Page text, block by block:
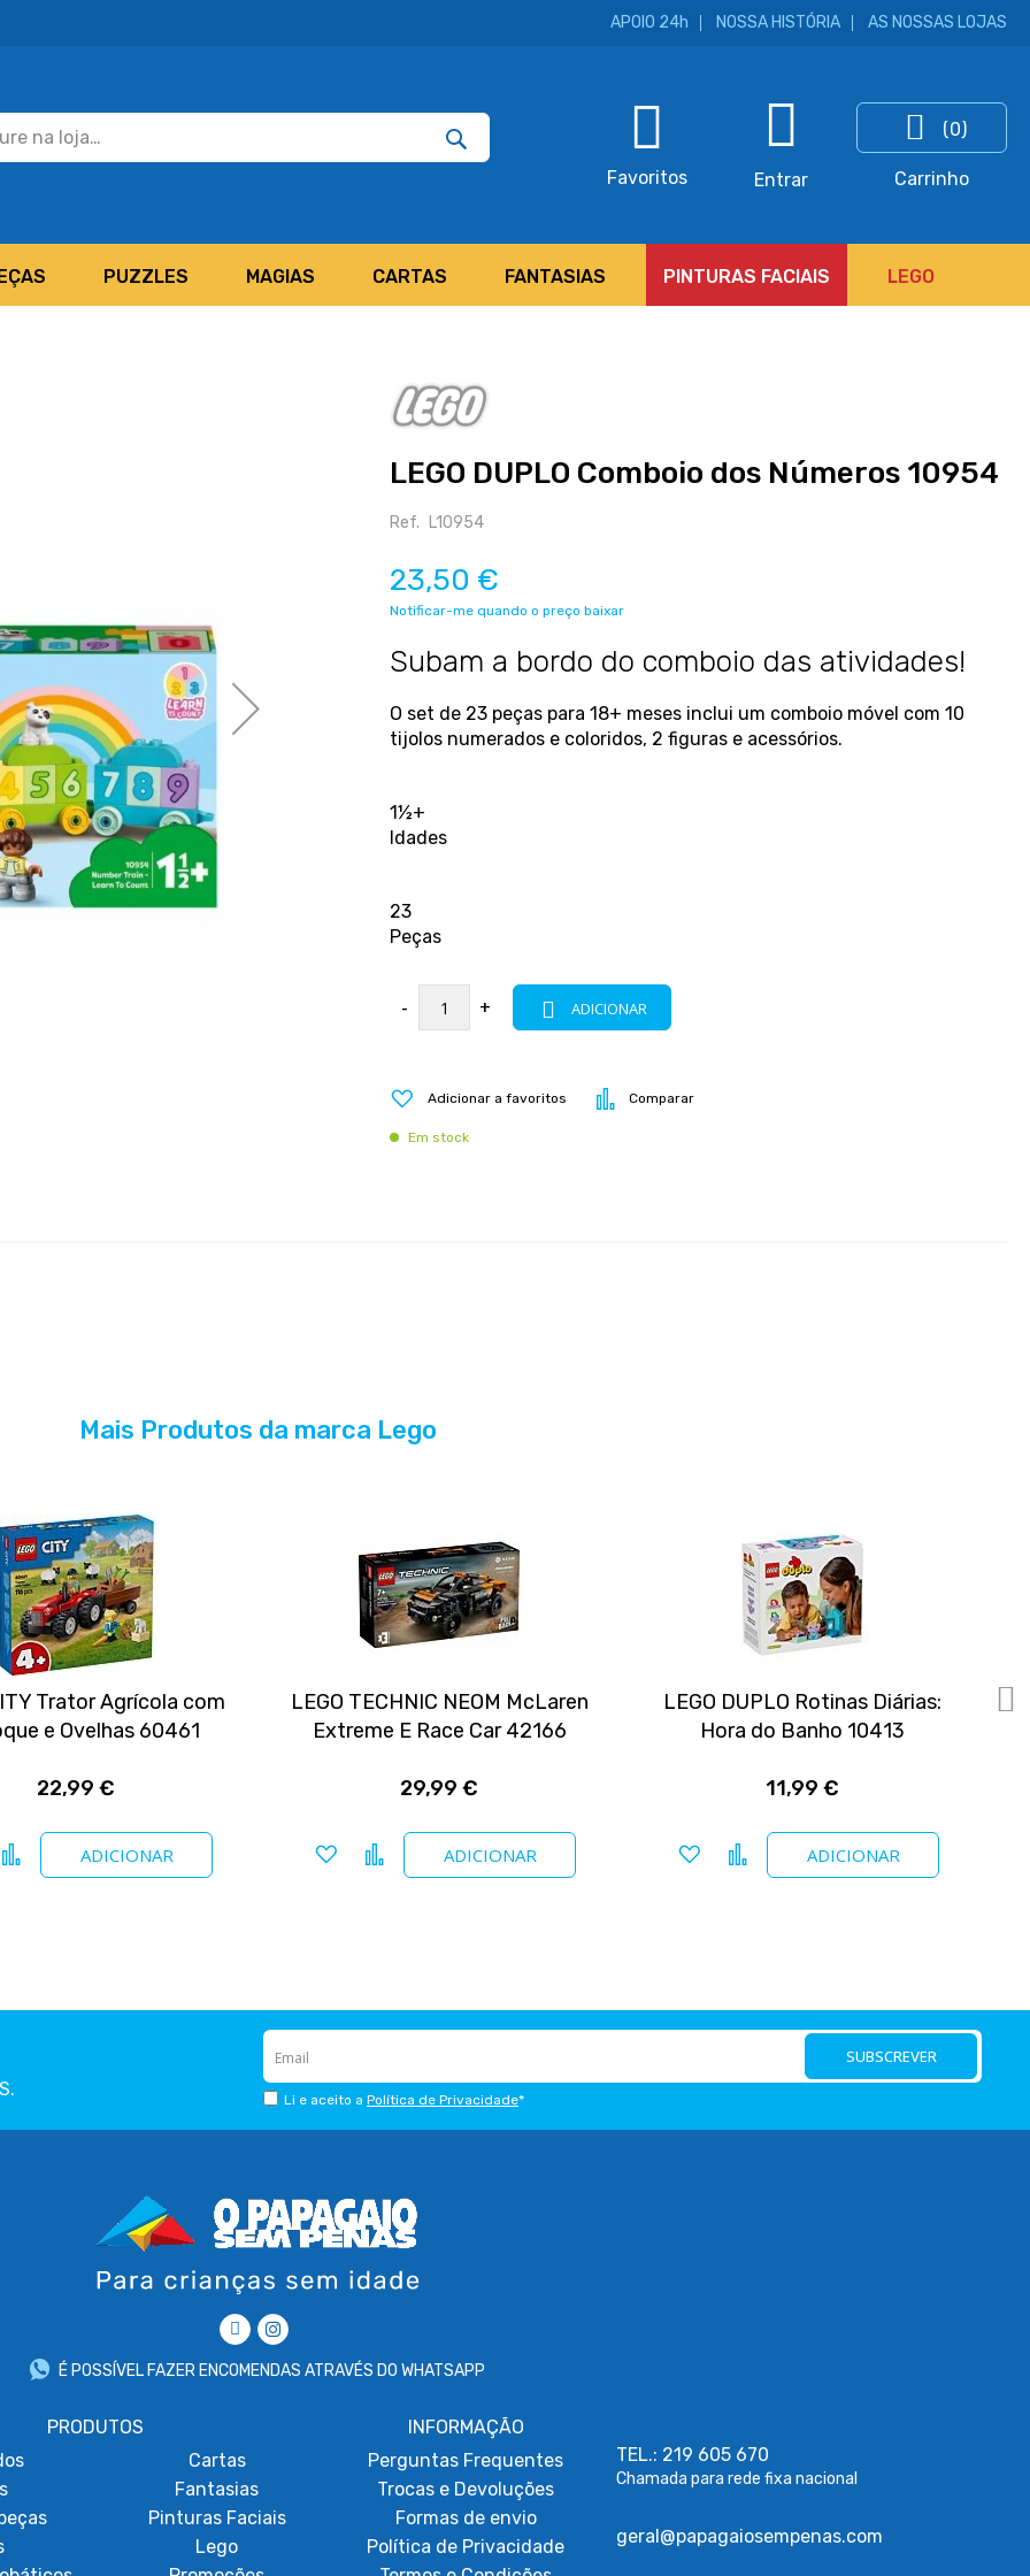
APOIO 24h NOSSA HISTÓRIA AS NOSSAS LOJAS
Pesquisar Pesquisar
Favoritos Entrar
(0)
Carrinho
PUZZLES MAGIAS CARTAS FANTASIAS PINTURAS FACIAIS LEGO
LEGO DUPLO Comboio dos Números 10954
Ref. L10954
23,50 €
Notificar-me quando o preço baixar
Subam a bordo do comboio das atividades!
O set de 23 peças para 18+ meses inclui um comboio móvel com 10
tijolos numerados e coloridos, 2 figuras e acessórios.
1½+
Idades
23
Peças
- + ADICIONAR
Adicionar a favoritos Comparar
Em stock
Mais Produtos da marca Lego
Trator Agrícola com
e Ovelhas 60461
22,99 €
ADICIONAR
a favoritos
Comparar
LEGO TECHNIC NEOM McLaren
Extreme E Race Car 42166
29,99 €
ADICIONAR
Adicionar a favoritos
Comparar
LEGO DUPLO Rotinas Diárias:
Hora do Banho 10413
11,99 €
ADICIONAR
Adicionar a favoritos
Comparar
SUBSCREVER
Li e aceito a Política de Privacidade*
É POSSÍVEL FAZER ENCOMENDAS ATRAVÉS DO WHATSAPP
PRODUTOS
Cartas
Fantasias
Pinturas Faciais
Lego
INFORMAÇÃO
Perguntas Frequentes
Trocas e Devoluções
Formas de envio
Política de Privacidade
TEL.: 219 605 670
Chamada para rede fixa nacional
geral@papagaiosempenas.com